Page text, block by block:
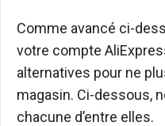
Comme avancé ci-
votre compte
alternatives pour ne
magasin. Ci-dessous,
chacune d’entre elles.